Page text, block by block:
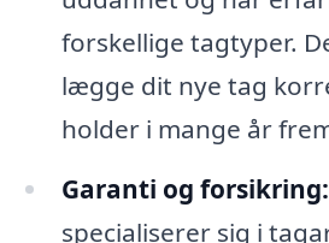
forskellige tagtyper.
lægge dit nye tag
holder i mange år
Garanti og forsikring:
specialiserer sig i